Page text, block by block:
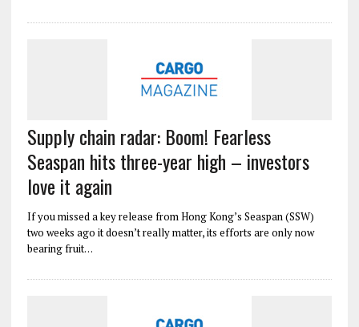
Supply chain radar: Boom! Fearless
Seaspan hits three-year high – investors
love it again
If you missed a key release from Hong Kong’s Seaspan (SSW)
two weeks ago it doesn’t really matter, its efforts are only now
bearing fruit…